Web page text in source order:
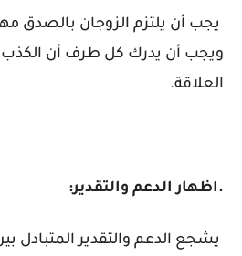
يجب أن يلتزم الزوجان بالصدق
ويجب أن يدرك كل طرف أن الكذب
العلاقة.
.اظهار الدعم والتقدير:
يشجع الدعم والتقدير المتبادل